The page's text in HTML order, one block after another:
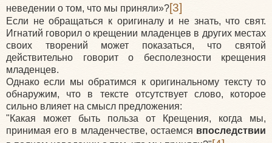
неведении о том, что мы приняли»?[3]
Если не обращаться к оригиналу и не знать, что свят.
Игнатий говорил о крещении младенцев в других местах
своих творений может показаться, что святой
действительно говорит о бесполезности крещения
младенцев.
Однако если мы обратимся к оригинальному тексту то
обнаружим, что в тексте отсутствует слово, которое
сильно влияет на смысл предложения:
"Какая может быть польза от Крещения, когда мы,
принимая его в младенчестве, остаемся впоследствии